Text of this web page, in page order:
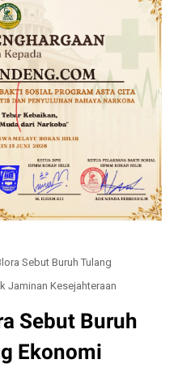
Sebut Buruh Tulang
Jaminan Kesejahteraan
Sebut Buruh
Ekonomi